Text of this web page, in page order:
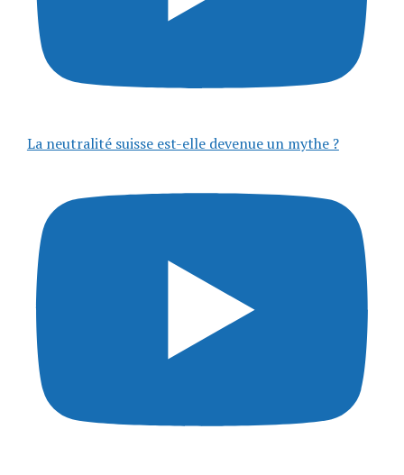
La neutralité suisse est-elle devenue un mythe ?